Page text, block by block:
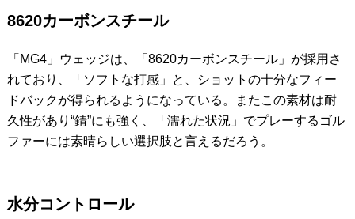
8620カーボンスチール
「MG4」ウェッジは、「8620カーボンスチール」が採用さ
れており、「ソフトな打感」と、ショットの十分なフィー
ドバックが得られるようになっている。またこの素材は耐
久性があり“錆”にも強く、「濡れた状況」でプレーするゴル
ファーには素晴らしい選択肢と言えるだろう。
水分コントロール